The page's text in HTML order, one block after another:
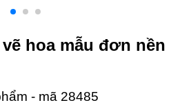
hoa mẫu đơn nền
- mã 28485